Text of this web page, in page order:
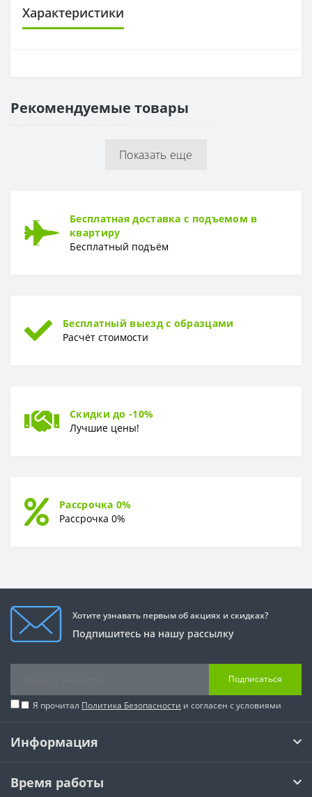
Характеристики
РАППОРТ
Тип Горячее тиснение
Рекомендуемые товары
Показать еще
Бесплатная доставка с подъемом в
квартиру
Бесплатный подъём
Бесплатный выезд с образцами
Расчёт стоимости
Скидки до -10%
Лучшие цены!
Рассрочка 0%
Рассрочка 0%
Хотите узнавать первым об акциях и скидках?
Подпишитесь на нашу рассылку
Подписаться
Я прочитал Политика Безопасности и согласен с условиями
Информация
Время работы